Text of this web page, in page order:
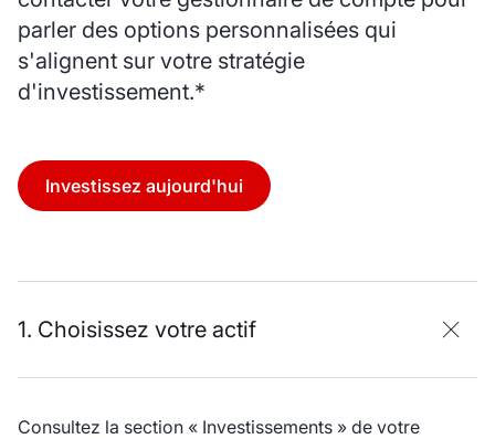
parler des options personnalisées qui
s'alignent sur votre stratégie
d'investissement.*
Investissez aujourd'hui
1. Choisissez votre actif
Consultez la section « Investissements » de votre